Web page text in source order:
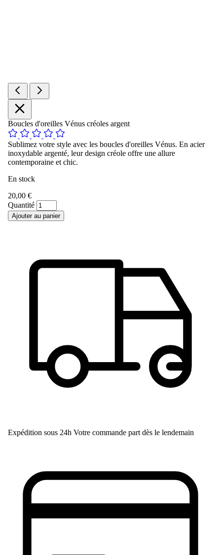
Boucles d'oreilles Vénus créoles argent
Sublimez votre style avec les boucles d'oreilles Vénus. En acier
inoxydable argenté, leur design créole offre une allure
contemporaine et chic.
En stock
20,00 €
Quantité
Ajouter au panier
Expédition sous 24h Votre commande part dès le lendemain